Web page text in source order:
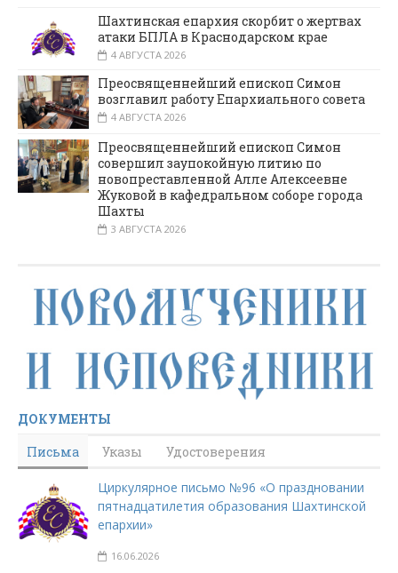
Шахтинская епархия скорбит о жертвах
атаки БПЛА в Краснодарском крае
4 АВГУСТА 2026
Преосвященнейший епископ Симон
возглавил работу Епархиального совета
4 АВГУСТА 2026
Преосвященнейший епископ Симон
совершил заупокойную литию по
новопреставленной Алле Алексеевне
Жуковой в кафедральном соборе города
Шахты
3 АВГУСТА 2026
ДОКУМЕНТЫ
Письма
Указы Удостоверения
Циркулярное письмо №96 «О праздновании
пятнадцатилетия образования Шахтинской
епархии»
16.06.2026